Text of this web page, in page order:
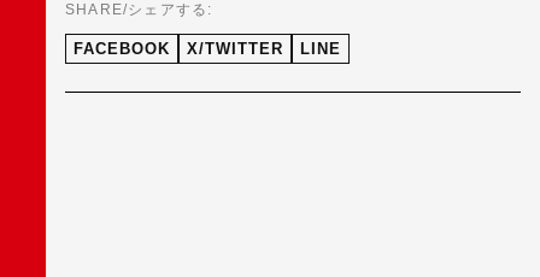
SHARE/シェアする:
FACEBOOK X/TWITTER LINE